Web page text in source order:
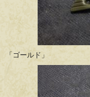
「ゴールド」